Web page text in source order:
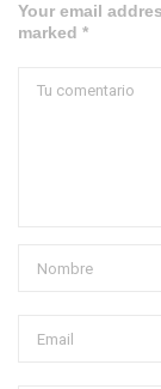
Your email
marked *